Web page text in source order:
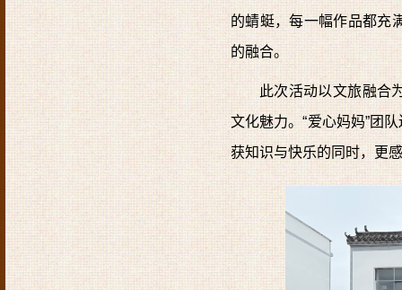
的蜻蜓，每一幅作品都充
的融合。
此次活动以文旅融合
文化魅力。“爱心妈妈”团
获知识与快乐的同时，更